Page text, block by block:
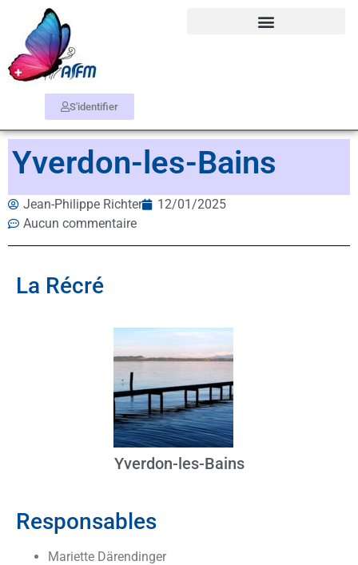
S'identifier
Yverdon-les-Bains
Jean-Philippe Richter
12/01/2025
Aucun commentaire
La Récré
Yverdon-les-Bains
Responsables
Mariette Därendinger